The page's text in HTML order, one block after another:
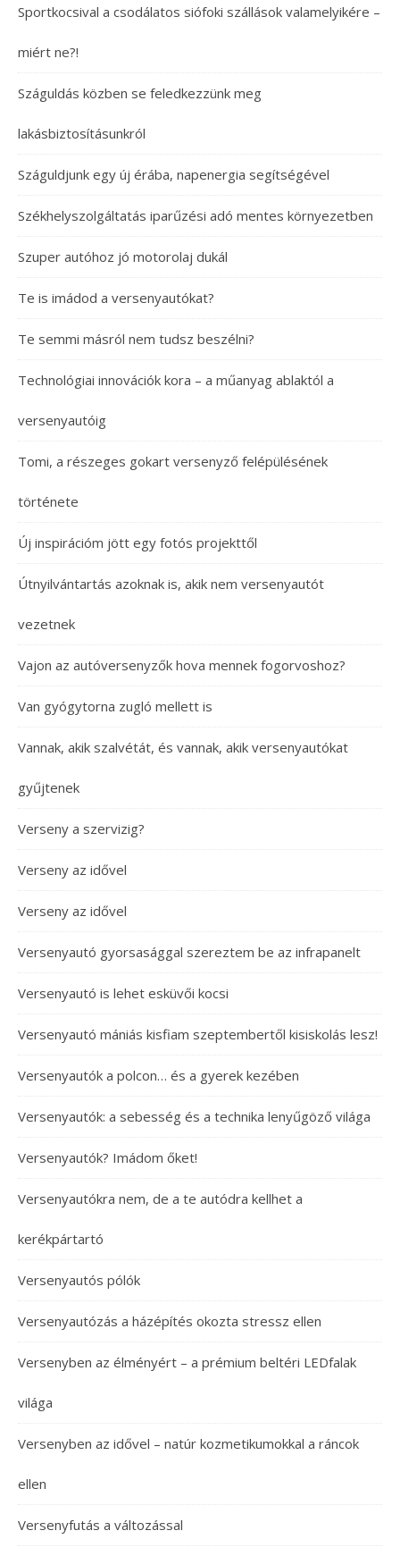
Sportkocsival a csodálatos siófoki szállások valamelyikére –
miért ne?!
Száguldás közben se feledkezzünk meg
lakásbiztosításunkról
Száguldjunk egy új érába, napenergia segítségével
Székhelyszolgáltatás iparűzési adó mentes környezetben
Szuper autóhoz jó motorolaj dukál
Te is imádod a versenyautókat?
Te semmi másról nem tudsz beszélni?
Technológiai innovációk kora – a műanyag ablaktól a
versenyautóig
Tomi, a részeges gokart versenyző felépülésének
története
Új inspirációm jött egy fotós projekttől
Útnyilvántartás azoknak is, akik nem versenyautót
vezetnek
Vajon az autóversenyzők hova mennek fogorvoshoz?
Van gyógytorna zugló mellett is
Vannak, akik szalvétát, és vannak, akik versenyautókat
gyűjtenek
Verseny a szervizig?
Verseny az idővel
Verseny az idővel
Versenyautó gyorsasággal szereztem be az infrapanelt
Versenyautó is lehet esküvői kocsi
Versenyautó mániás kisfiam szeptembertől kisiskolás lesz!
Versenyautók a polcon… és a gyerek kezében
Versenyautók: a sebesség és a technika lenyűgöző világa
Versenyautók? Imádom őket!
Versenyautókra nem, de a te autódra kellhet a
kerékpártartó
Versenyautós pólók
Versenyautózás a házépítés okozta stressz ellen
Versenyben az élményért – a prémium beltéri LEDfalak
világa
Versenyben az idővel – natúr kozmetikumokkal a ráncok
ellen
Versenyfutás a változással